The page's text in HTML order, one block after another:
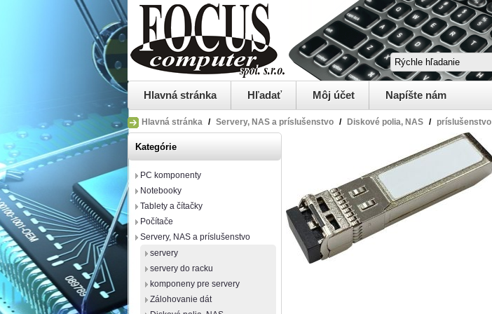
Hlavná stránka Hľadať Môj účet Napíšte nám
Hlavná stránka / Servery, NAS a príslušenstvo / Diskové polia, NAS / príslušenstvo
Kategórie
PC komponenty
Notebooky
Tablety a čítačky
Počítače
Servery, NAS a príslušenstvo
servery
servery do racku
komponeny pre servery
Zálohovanie dát